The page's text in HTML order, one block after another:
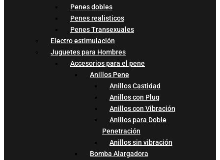
Penes dobles
Penes realisticos
Penes Transexuales
Electro estimulación
Juguetes para Hombres
Accesorios para el pene
Anillos Pene
Anillos Castidad
Anillos con Plug
Anillos con Vibración
Anillos para Doble
Penetración
Anillos sin vibración
Bomba Alargadora